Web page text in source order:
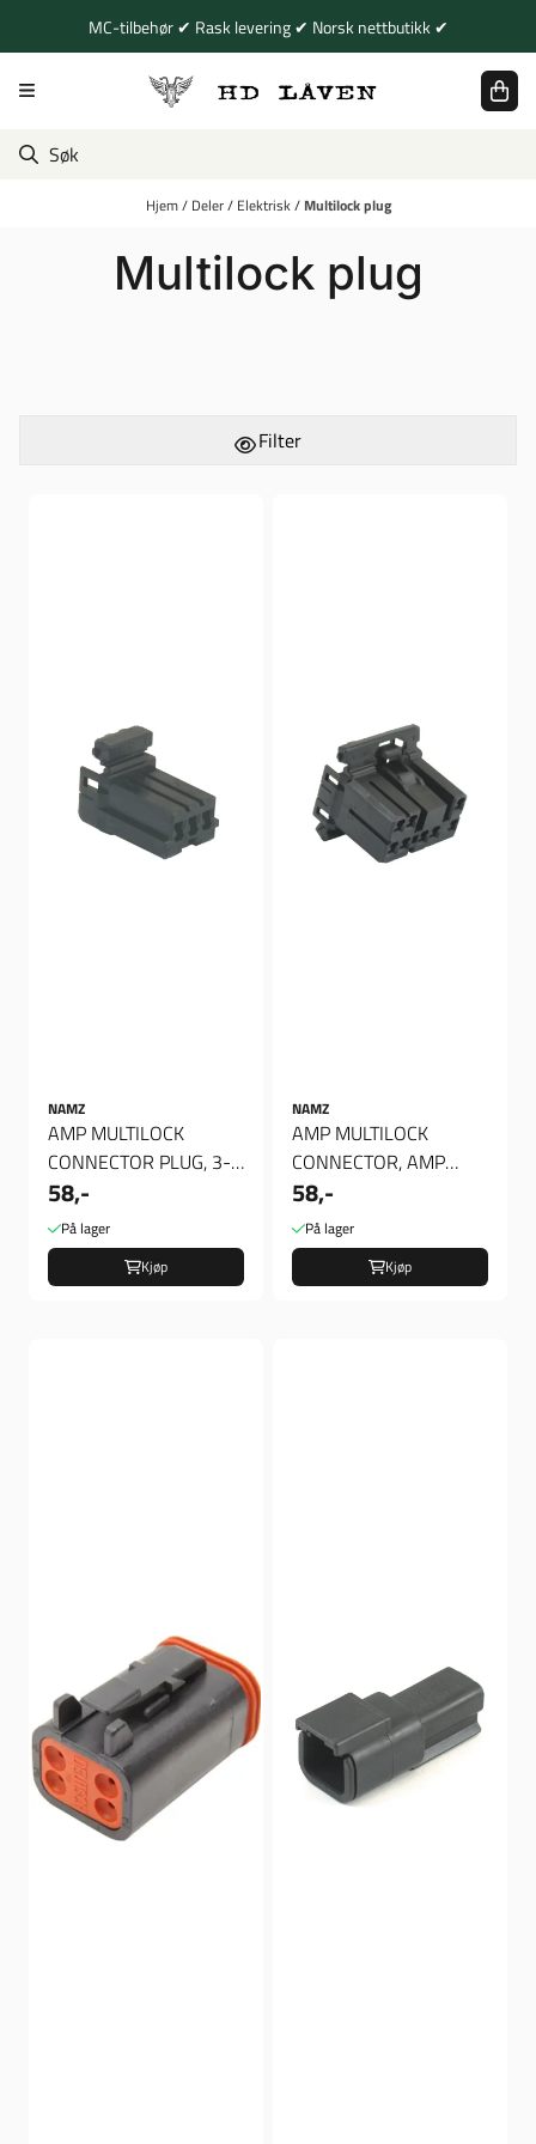
Hopp til innholdMC-tilbehør ✔ Rask levering ✔ Norsk nettbutikk ✔
Hjem/ Deler/ Elektrisk/ Multilock plug
Multilock plug
Filter
NAMZ
AMP MULTILOCK
CONNECTOR PLUG, 3-
PINS, AMP MULTILOCK
CONNECTOR PLUG, ...
58,-
På lager
Kjøp
NAMZ
AMP MULTILOCK
CONNECTOR, AMP
MULTILOCK
CONNECTOR. BLACK,
PLUG, 8-PINS
58,-
På lager
Kjøp